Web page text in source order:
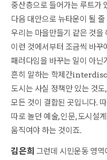
중산층으로 들어가는 루트가
다음 대안으로 뉴타운이 될
우리는 마을만들기 같은 것을
이런 것에서부터 조금씩 바꾸
패러다임을 바꾸는 일이 아닌
흔히 말하는 학제간
도시는 사실 정책만 있는 것
모든 것이 결합된 곳입니다.
따로 놀던 예술, 인문, 도시설
움직여야 하는 것이죠.
김은희 그런데 시민운동 영